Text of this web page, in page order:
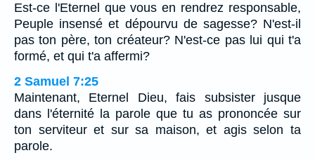
Est-ce l'Eternel que vous en rendrez responsable,
Peuple insensé et dépourvu de sagesse? N'est-il
pas ton père, ton créateur? N'est-ce pas lui qui t'a
formé, et qui t'a affermi?
2 Samuel 7:25
Maintenant, Eternel Dieu, fais subsister jusque
dans l'éternité la parole que tu as prononcée sur
ton serviteur et sur sa maison, et agis selon ta
parole.